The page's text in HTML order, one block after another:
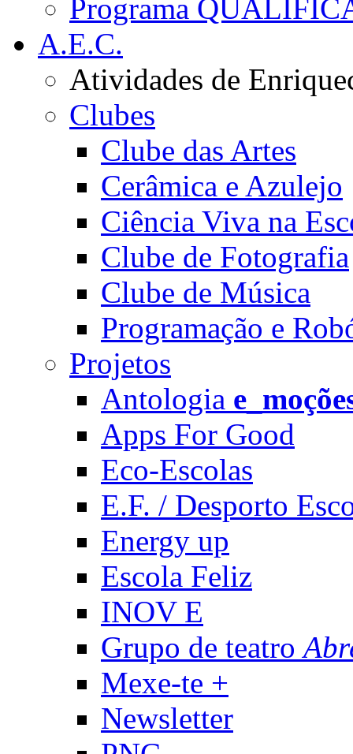
Programa
A.E.C.
Atividades de
Clubes
Clube das Artes
Cerâmica e Azulejo
Ciência Viva na
Clube de Fotografia
Clube de Música
Programação e
Projetos
Antologia
Apps For Good
Eco-Escolas
E.F. / Desporto
Energy up
Escola Feliz
INOV E
Grupo de teatro
Mexe-te +
Newsletter